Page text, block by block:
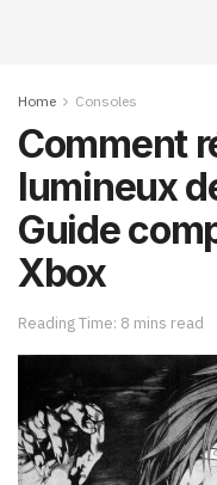
Home Consoles
Comment
lumineux
Guide
Xbox
Reading Time: 8 mins read